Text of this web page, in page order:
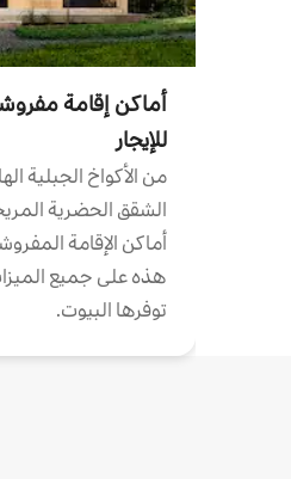
أماكن إقامة
للإيجار
من الأكواخ الجبلية
الشقق الحضرية
أماكن الإقامة
هذه على جميع
توفرها البيوت.